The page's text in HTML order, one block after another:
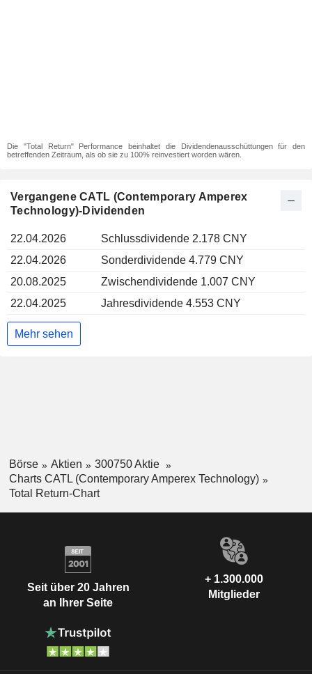
Die "Total Return" Performance beinhaltet die Dividendenausschüttungen für den
betreffenden Zeitraum, als ob sie zu 100% reinvestiert worden wären.
Vergangene CATL (Contemporary Amperex
Technology)-Dividenden
22.04.2026
Schlussdividende 2.178 CNY
22.04.2026
Sonderdividende 4.779 CNY
20.08.2025
Zwischendividende 1.007 CNY
22.04.2025
Jahresdividende 4.553 CNY
Mehr sehen
Börse Aktien
300750 Aktie
Charts CATL (Contemporary Amperex Technology)
Total Return-Chart
Seit über 20 Jahren
an Ihrer Seite
+ 1.300.000
Mitglieder